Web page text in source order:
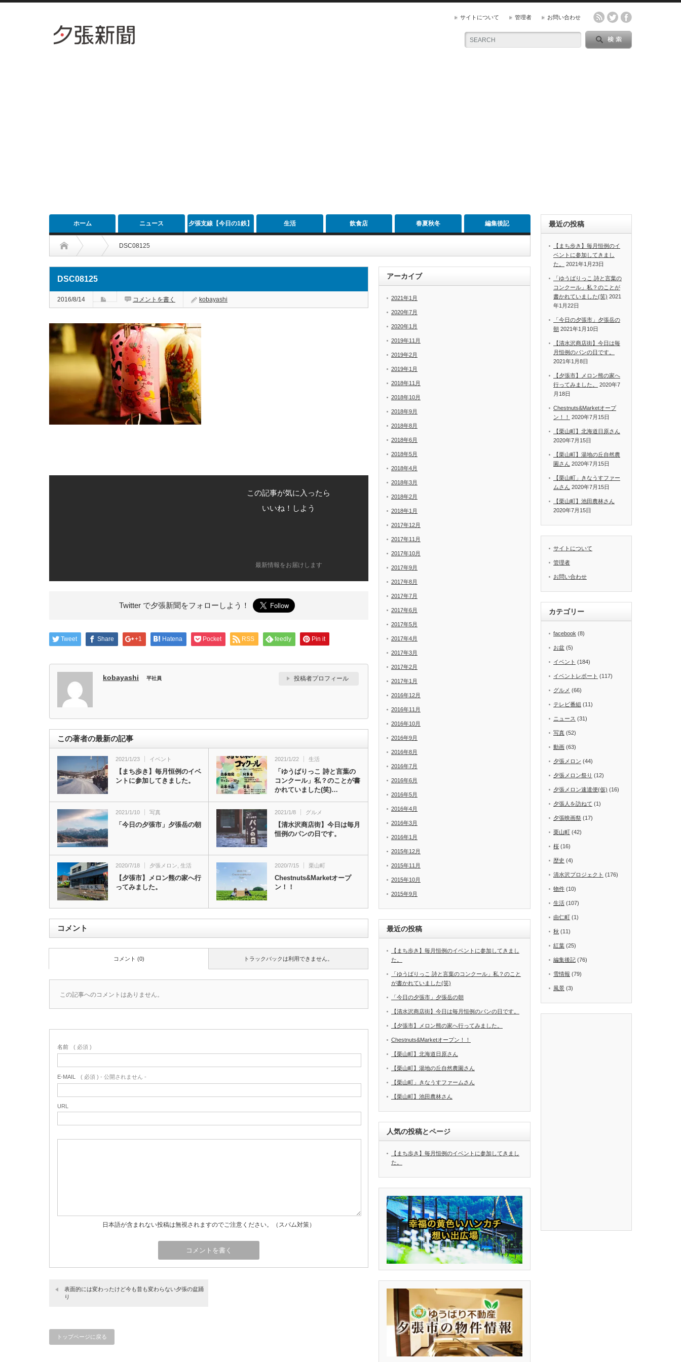
サイトについて 管理者 お問い合わせ
ホーム ニュース 夕張支線【今日の1鉄】 生活 飲食店 春夏秋冬 編集後記
DSC08125
DSC08125
2016/8/14 コメントを書く kobayashi
この記事が気に入ったら
いいね！しよう
最新情報をお届けします
Twitter で夕張新聞をフォローしよう！
Tweet Share +1 Hatena Pocket RSS feedly Pin it
kobayashi 平社員 投稿者プロフィール
この著者の最新の記事
2021/1/23 イベント
【まち歩き】毎月恒例のイベ
ントに参加してきました。
2021/1/22 生活
「ゆうばりっこ 詩と言葉の
コンクール」私？のことが書
かれていました(笑)…
2021/1/10 写真
「今日の夕張市」夕張岳の朝
2021/1/8 グルメ
【清水沢商店街】今日は毎月
恒例のパンの日です。
2020/7/18 夕張メロン 生活
【夕張市】メロン熊の家へ行
ってみました。
2020/7/15 栗山町
Chestnuts&Marketオープ
ン！！
コメント
トラックバックは利用できません。
コメント (0)
この記事へのコメントはありません。
名前 ( 必須 )
E-MAIL ( 必須 ) - 公開されません -
URL
日本語が含まれない投稿は無視されますのでご注意ください。（スパム対策）
表面的には変わったけど今も昔も変わらない夕張の盆踊
り
トップページに戻る
アーカイブ
2021年1月
2020年7月
2020年1月
2019年11月
2019年2月
2019年1月
2018年11月
2018年10月
2018年9月
2018年8月
2018年6月
2018年5月
2018年4月
2018年3月
2018年2月
2018年1月
2017年12月
2017年11月
2017年10月
2017年9月
2017年8月
2017年7月
2017年6月
2017年5月
2017年4月
2017年3月
2017年2月
2017年1月
2016年12月
2016年11月
2016年10月
2016年9月
2016年8月
2016年7月
2016年6月
2016年5月
2016年4月
2016年3月
2016年1月
2015年12月
2015年11月
2015年10月
2015年9月
最近の投稿
【まち歩き】毎月恒例のイベントに参加してきまし
た。
「ゆうばりっこ 詩と言葉のコンクール」私？のこと
が書かれていました(笑)
「今日の夕張市」夕張岳の朝
【清水沢商店街】今日は毎月恒例のパンの日です。
【夕張市】メロン熊の家へ行ってみました。
Chestnuts&Marketオープン！！
【栗山町】北海道日原さん
【栗山町】湯地の丘自然農園さん
【栗山町」きなうすファームさん
【栗山町】池田農林さん
人気の投稿とページ
【まち歩き】毎月恒例のイベントに参加してきまし
た。
最近の投稿
【まち歩き】毎月恒例のイ
ベントに参加してきまし
た。
2021年1月23日
「ゆうばりっこ 詩と言葉の
コンクール」私？のことが
書かれていました(笑) 2021
年1月22日
「今日の夕張市」夕張岳の
朝 2021年1月10日
【清水沢商店街】今日は毎
月恒例のパンの日です。
2021年1月8日
【夕張市】メロン熊の家へ
行ってみました。
2020年7
月18日
Chestnuts&Marketオープ
ン！！
2020年7月15日
【栗山町】北海道日原さん
2020年7月15日
【栗山町】湯地の丘自然農
園さん 2020年7月15日
【栗山町」きなうすファー
ムさん 2020年7月15日
【栗山町】池田農林さん
2020年7月15日
サイトについて
管理者
お問い合わせ
カテゴリー
facebook (8)
お盆 (5)
イベント (184)
イベントレポート (117)
グルメ (66)
テレビ番組 (11)
ニュース (31)
写真 (52)
動画 (63)
夕張メロン (44)
夕張メロン祭り (12)
夕張メロン速達便(仮) (16)
夕張人を訪ねて (1)
夕張映画祭 (17)
栗山町 (42)
桜 (16)
歴史 (4)
清水沢プロジェクト (176)
物件 (10)
生活 (107)
由仁町 (1)
秋 (11)
紅葉 (25)
編集後記 (76)
雪情報 (79)
風景 (3)